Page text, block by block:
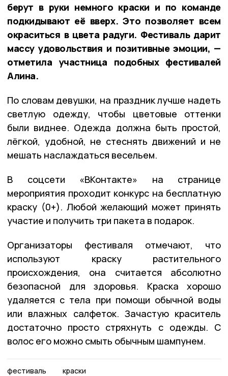
берут в руки немного краски и по команде
подкидывают её вверх. Это позволяет всем
окраситься в цвета радуги. Фестиваль дарит
массу удовольствия и позитивные эмоции, —
отметила участница подобных фестивалей
Алина.
По словам девушки, на праздник лучше надеть
светлую одежду, чтобы цветовые оттенки
были виднее. Одежда должна быть простой,
лёгкой, удобной, не стеснять движений и не
мешать наслаждаться весельем.
В соцсети «ВКонтакте» на странице
мероприятия проходит конкурс на бесплатную
краску (0+). Любой желающий может принять
участие и получить три пакета в подарок.
Организаторы фестиваля отмечают, что
используют краску растительного
происхождения, она считается абсолютно
безопасной для здоровья. Краска хорошо
удаляется с тела при помощи обычной воды
или влажных салфеток. Зачастую краситель
достаточно просто стряхнуть с одежды. С
волос его можно смыть обычным шампунем.
фестиваль краски